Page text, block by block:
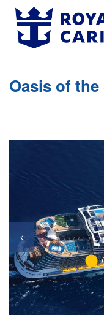
Anasayfa
Online Check In
Giriş Yap
Destek Hattı
Oasis of the